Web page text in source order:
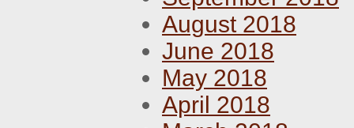
August 2018
June 2018
May 2018
April 2018